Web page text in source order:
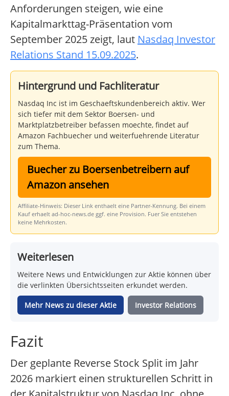
Anforderungen steigen, wie eine
Kapitalmarkttag-Präsentation vom
September 2025 zeigt, laut Nasdaq Investor
Relations Stand 15.09.2025.
Hintergrund und Fachliteratur
Nasdaq Inc ist im Geschaeftskundenbereich aktiv. Wer
sich tiefer mit dem Sektor Boersen- und
Marktplatzbetreiber befassen moechte, findet auf
Amazon Fachbuecher und weiterfuehrende Literatur
zum Thema.
Buecher zu Boersenbetreibern auf
Amazon ansehen
Affiliate-Hinweis: Dieser Link enthaelt eine Partner-Kennung. Bei einem
Kauf erhaelt ad-hoc-news.de ggf. eine Provision. Fuer Sie entstehen
keine Mehrkosten.
Weiterlesen
Weitere News und Entwicklungen zur Aktie können über
die verlinkten Übersichtsseiten erkundet werden.
Mehr News zu dieser Aktie Investor Relations
Fazit
Der geplante Reverse Stock Split im Jahr
2026 markiert einen strukturellen Schritt in